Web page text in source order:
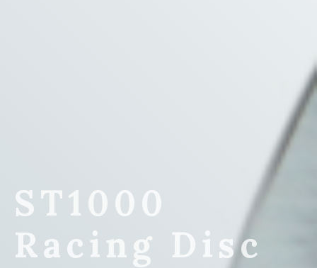
ST1000
Racing Disc